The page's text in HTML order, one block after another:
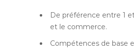
De préférence entre 1
et le commerce.
Compétences de base